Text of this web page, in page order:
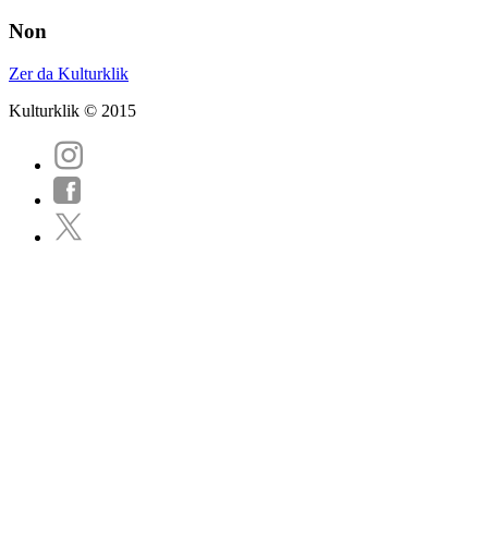
Non
Zer da Kulturklik
Kulturklik © 2015